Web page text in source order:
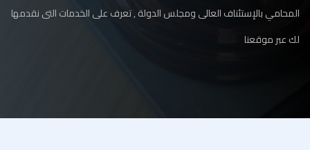
المحامي بالإستئناف العالى ومجلس الدولة , تعرف على الخدمات التى نقدمها
لك عبر موقعنا